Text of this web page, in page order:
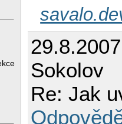
Sokolov
Re: Jak